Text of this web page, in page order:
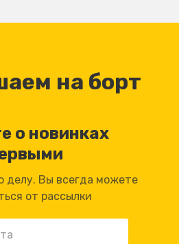
на борт
о новинках
делу. Вы всегда можете
от рассылки